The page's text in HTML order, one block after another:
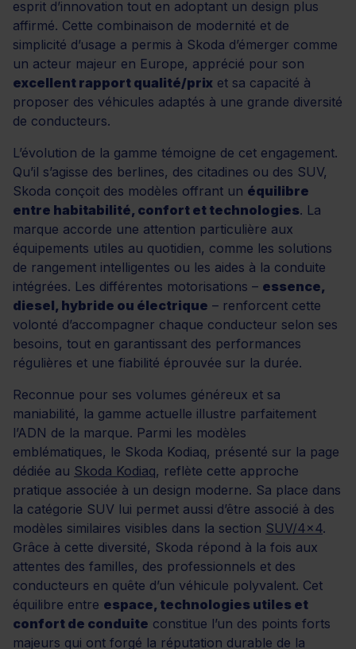
esprit d’innovation tout en adoptant un design plus
affirmé. Cette combinaison de modernité et de
simplicité d’usage a permis à Skoda d’émerger comme
un acteur majeur en Europe, apprécié pour son
excellent rapport qualité/prix et sa capacité à
proposer des véhicules adaptés à une grande diversité
de conducteurs.
L’évolution de la gamme témoigne de cet engagement.
Qu’il s’agisse des berlines, des citadines ou des SUV,
Skoda conçoit des modèles offrant un équilibre
entre habitabilité, confort et technologies. La
marque accorde une attention particulière aux
équipements utiles au quotidien, comme les solutions
de rangement intelligentes ou les aides à la conduite
intégrées. Les différentes motorisations – essence,
diesel, hybride ou électrique – renforcent cette
volonté d’accompagner chaque conducteur selon ses
besoins, tout en garantissant des performances
régulières et une fiabilité éprouvée sur la durée.
Reconnue pour ses volumes généreux et sa
maniabilité, la gamme actuelle illustre parfaitement
l’ADN de la marque. Parmi les modèles
emblématiques, le Skoda Kodiaq, présenté sur la page
dédiée au Skoda Kodiaq, reflète cette approche
pratique associée à un design moderne. Sa place dans
la catégorie SUV lui permet aussi d’être associé à des
modèles similaires visibles dans la section SUV/4x4.
Grâce à cette diversité, Skoda répond à la fois aux
attentes des familles, des professionnels et des
conducteurs en quête d’un véhicule polyvalent. Cet
équilibre entre espace, technologies utiles et
confort de conduite constitue l’un des points forts
majeurs qui ont forgé la réputation durable de la